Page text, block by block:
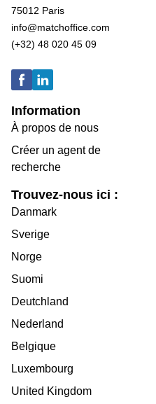
75012 Paris
info@matchoffice.com
(+32) 48 020 45 09
Information
À propos de nous
Créer un agent de
recherche
Trouvez-nous ici :
Danmark
Sverige
Norge
Suomi
Deutchland
Nederland
Belgique
Luxembourg
United Kingdom